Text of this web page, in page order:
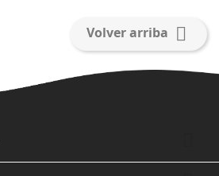
Volver arriba 